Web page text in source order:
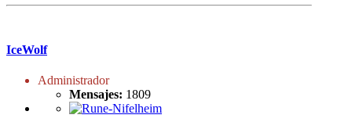
IceWolf
Administrador
Mensajes: 1809